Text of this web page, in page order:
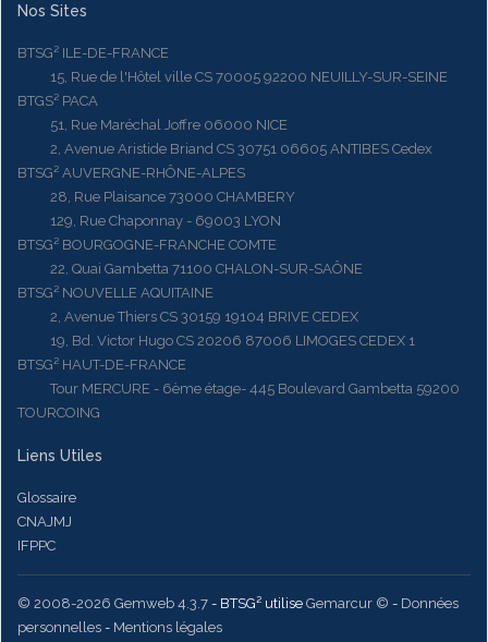
Nos Sites
BTSG² ILE-DE-FRANCE
15, Rue de l'Hôtel ville CS 70005 92200 NEUILLY-SUR-SEINE
BTGS² PACA
51, Rue Maréchal Joffre 06000 NICE
2, Avenue Aristide Briand CS 30751 06605 ANTIBES Cedex
BTSG² AUVERGNE-RHÔNE-ALPES
28, Rue Plaisance 73000 CHAMBERY
129, Rue Chaponnay - 69003 LYON
BTSG² BOURGOGNE-FRANCHE COMTE
22, Quai Gambetta 71100 CHALON-SUR-SAÔNE
BTSG² NOUVELLE AQUITAINE
2, Avenue Thiers CS 30159 19104 BRIVE CEDEX
19, Bd. Victor Hugo CS 20206 87006 LIMOGES CEDEX 1
BTSG² HAUT-DE-FRANCE
Tour MERCURE - 6ème étage- 445 Boulevard Gambetta 59200
TOURCOING
Liens Utiles
Glossaire
CNAJMJ
IFPPC
© 2008-2026 Gemweb 4.3.7 - BTSG² utilise Gemarcur © - Données
personnelles - Mentions légales